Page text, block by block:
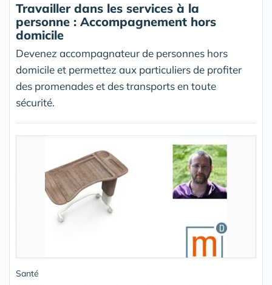
Travailler dans les services à la
personne : Accompagnement hors
domicile
Devenez accompagnateur de personnes hors
domicile et permettez aux particuliers de profiter
des promenades et des transports en toute
sécurité.
Santé